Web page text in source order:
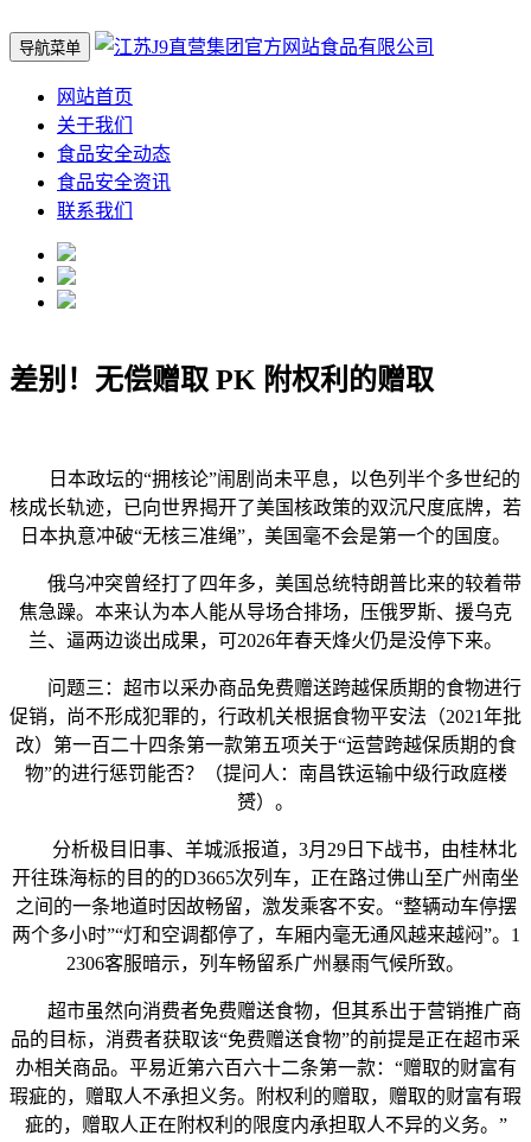
导航菜单
网站首页
关于我们
食品安全动态
食品安全资讯
联系我们
差别！无偿赠取 PK 附权利的赠取
日本政坛的“拥核论”闹剧尚未平息，以色列半个多世纪的
核成长轨迹，已向世界揭开了美国核政策的双沉尺度底牌，若
日本执意冲破“无核三准绳”，美国毫不会是第一个的国度。
俄乌冲突曾经打了四年多，美国总统特朗普比来的较着带
焦急躁。本来认为本人能从导场合排场，压俄罗斯、援乌克
兰、逼两边谈出成果，可2026年春天烽火仍是没停下来。
问题三：超市以采办商品免费赠送跨越保质期的食物进行
促销，尚不形成犯罪的，行政机关根据食物平安法（2021年批
改）第一百二十四条第一款第五项关于“运营跨越保质期的食
物”的进行惩罚能否？（提问人：南昌铁运输中级行政庭楼
赟）。
分析极目旧事、羊城派报道，3月29日下战书，由桂林北
开往珠海标的目的的D3665次列车，正在路过佛山至广州南坐
之间的一条地道时因故畅留，激发乘客不安。“整辆动车停摆
两个多小时”“灯和空调都停了，车厢内毫无通风越来越闷”。1
2306客服暗示，列车畅留系广州暴雨气候所致。
超市虽然向消费者免费赠送食物，但其系出于营销推广商
品的目标，消费者获取该“免费赠送食物”的前提是正在超市采
办相关商品。平易近第六百六十二条第一款：“赠取的财富有
瑕疵的，赠取人不承担义务。附权利的赠取，赠取的财富有瑕
疵的，赠取人正在附权利的限度内承担取人不异的义务。”